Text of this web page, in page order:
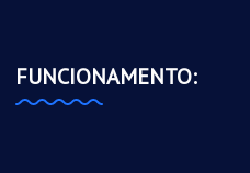
FUNCIONAMENTO: